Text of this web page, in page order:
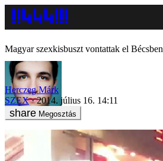
Magyar szexkisbuszt vontattak el Bécsben
Herczeg Márk
SZEX
2014. július 16. 14:11
Megosztás